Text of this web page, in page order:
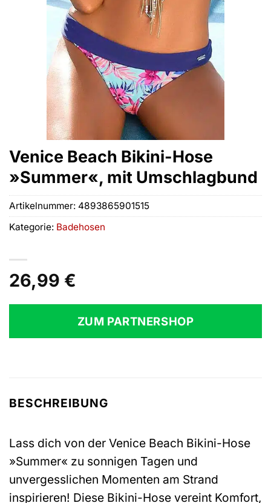
Venice Beach Bikini-Hose
»Summer«, mit Umschlagbund
26,99 €
ZUM PARTNERSHOP
Artikelnummer: 4893865901515
Kategorie: Badehosen
BESCHREIBUNG
Lass dich von der Venice Beach Bikini-Hose
»Summer« zu sonnigen Tagen und
unvergesslichen Momenten am Strand
inspirieren! Diese Bikini-Hose vereint Komfort,